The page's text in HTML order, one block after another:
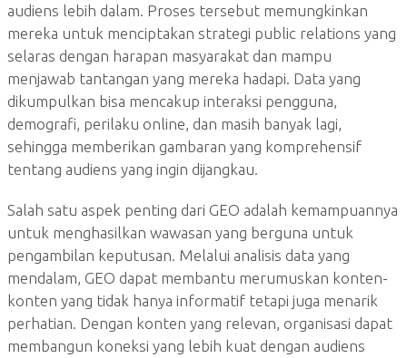
audiens lebih dalam. Proses tersebut memungkinkan
mereka untuk menciptakan strategi public relations yang
selaras dengan harapan masyarakat dan mampu
menjawab tantangan yang mereka hadapi. Data yang
dikumpulkan bisa mencakup interaksi pengguna,
demografi, perilaku online, dan masih banyak lagi,
sehingga memberikan gambaran yang komprehensif
tentang audiens yang ingin dijangkau.
Salah satu aspek penting dari GEO adalah kemampuannya
untuk menghasilkan wawasan yang berguna untuk
pengambilan keputusan. Melalui analisis data yang
mendalam, GEO dapat membantu merumuskan konten-
konten yang tidak hanya informatif tetapi juga menarik
perhatian. Dengan konten yang relevan, organisasi dapat
membangun koneksi yang lebih kuat dengan audiens